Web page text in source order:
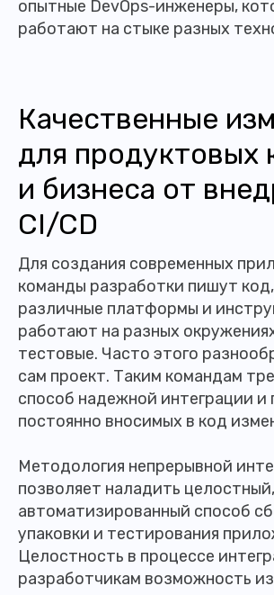
опытные DevOps-инженеры,
работают на стыке разных
Качественные
для продуктовых
и бизнеса от
CI/CD
Для создания современных
команды разработки пишут
различные платформы и
работают на разных
тестовые. Часто этого
сам проект. Таким командам
способ надежной интеграции и
постоянно вносимых в код
Методология непрерывной
позволяет наладить целостный,
автоматизированный способ
упаковки и тестирования
Целостность в процессе
разработчикам возможность